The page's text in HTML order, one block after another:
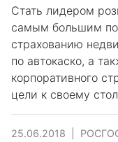
Стать лидером
самым большим
страхованию
по автокаско, а
корпоративного
цели к своему
25.06.2018